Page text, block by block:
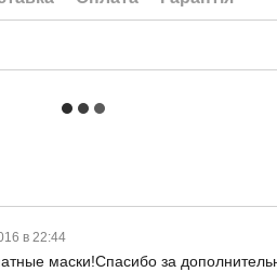
в 22:44
маски!Спасибо за